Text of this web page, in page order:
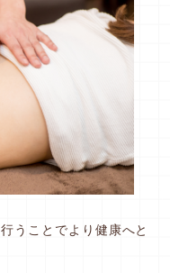
うことでより健康へと